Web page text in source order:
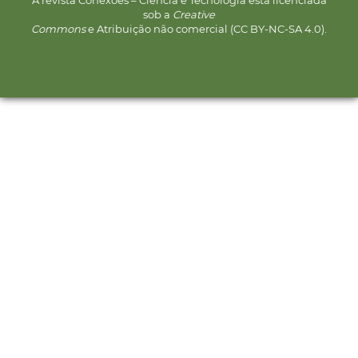
sob a Creative
Commonse Atribuição não comercial (CC BY-NC-SA 4.0).